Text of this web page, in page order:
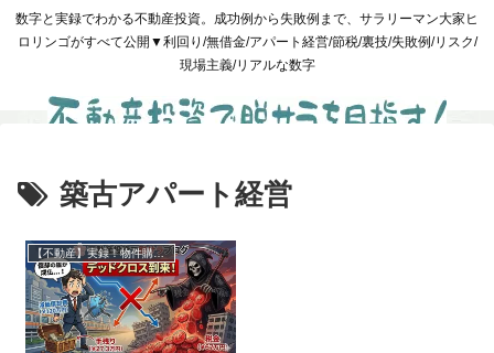
数字と実録でわかる不動産投資。成功例から失敗例まで、サラリーマン大家ヒ
ロリンゴがすべて公開▼利回り/無借金/アパート経営/節税/裏技/失敗例/リスク/
現場主義/リアルな数字
築古アパート経営
【不動産】実録！物件購入と管理